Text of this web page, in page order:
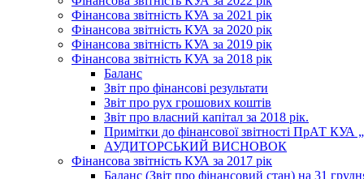
Фінансова звітність КУА за 2021 рік
Фінансова звітність КУА за 2020 рік
Фінансова звітність КУА за 2019 рік
Фінансова звітність КУА за 2018 рік
Баланс
Звіт про фінансові результати
Звіт про рух грошових коштів
Звіт про власний капітал за 2018 рік.
Примітки до фінансової звітності ПрАТ КУА
АУДИТОРСЬКИЙ ВИСНОВОК
Фінансова звітність КУА за 2017 рік
Баланс (Звіт про фінансовий стан) на 31